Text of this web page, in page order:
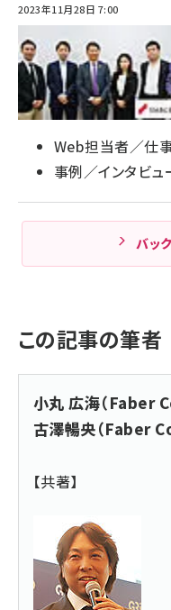
2023年11月28日 7:00
Web担当者／仕
事例／インタビュ
バッ
この記事の筆者
小丸 広海（Faber
古澤暢央（Faber
【共著】